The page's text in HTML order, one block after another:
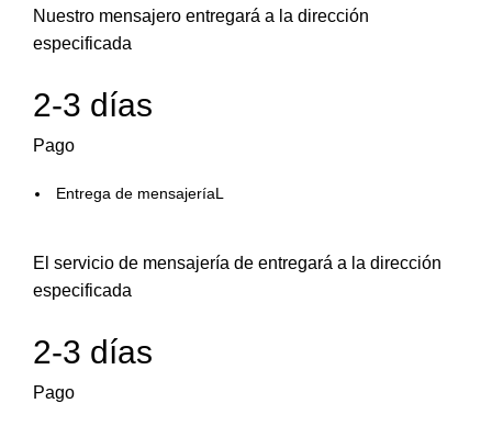
Nuestro mensajero entregará a la dirección
especificada
2-3 días
Pago
Entrega de mensajeríaL
El servicio de mensajería de entregará a la dirección
especificada
2-3 días
Pago